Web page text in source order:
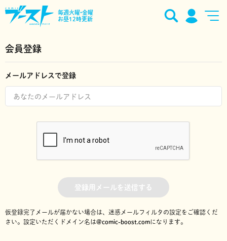
毎週火曜•金曜
お昼12時更新
会員登録
メールアドレスで登録
登録用メールを送信する
仮登録完了メールが届かない場合は、迷惑メールフィルタの設定をご確認くだ
さい。 設定いただくドメイン名は@comic-boost.comになります。